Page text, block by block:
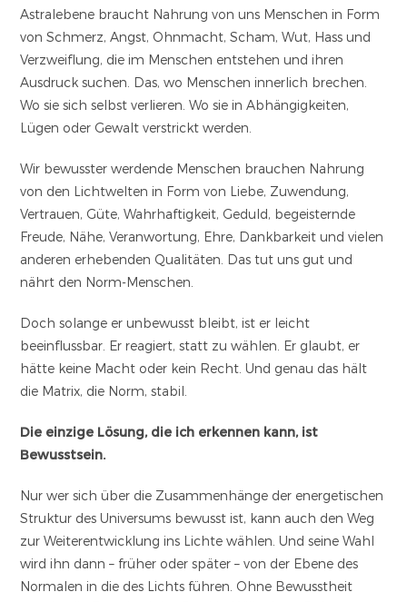
Astralebene braucht Nahrung von uns Menschen in Form
von Schmerz, Angst, Ohnmacht, Scham, Wut, Hass und
Verzweiflung, die im Menschen entstehen und ihren
Ausdruck suchen. Das, wo Menschen innerlich brechen.
Wo sie sich selbst verlieren. Wo sie in Abhängigkeiten,
Lügen oder Gewalt verstrickt werden.
Wir bewusster werdende Menschen brauchen Nahrung
von den Lichtwelten in Form von Liebe, Zuwendung,
Vertrauen, Güte, Wahrhaftigkeit, Geduld, begeisternde
Freude, Nähe, Veranwortung, Ehre, Dankbarkeit und vielen
anderen erhebenden Qualitäten. Das tut uns gut und
nährt den Norm-Menschen.
Doch solange er unbewusst bleibt, ist er leicht
beeinflussbar. Er reagiert, statt zu wählen. Er glaubt, er
hätte keine Macht oder kein Recht. Und genau das hält
die Matrix, die Norm, stabil.
Die einzige Lösung, die ich erkennen kann, ist
Bewusstsein.
Nur wer sich über die Zusammenhänge der energetischen
Struktur des Universums bewusst ist, kann auch den Weg
zur Weiterentwicklung ins Lichte wählen. Und seine Wahl
wird ihn dann – früher oder später – von der Ebene des
Normalen in die des Lichts führen. Ohne Bewusstheit